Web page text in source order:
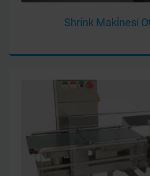
Shrink Maki̇nesi